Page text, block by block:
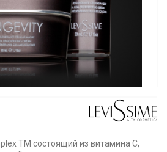
TM состоящий из витамина С,